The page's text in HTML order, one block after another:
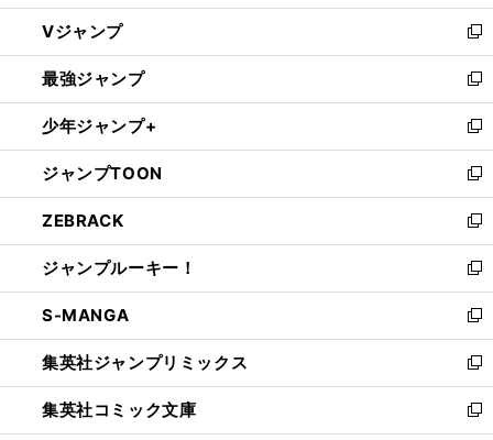
ウ
ィ
ン
ド
ウ
で
開
く
し
い
ウ
ィ
ン
ド
ウ
で
開
く
Vジャンプ
新
し
い
ウ
ィ
ン
ド
ウ
で
開
く
最強ジャンプ
新
し
い
ウ
ィ
ン
ド
ウ
で
開
く
少年ジャンプ+
新
し
い
ウ
ィ
ン
ド
ウ
で
開
く
ジャンプTOON
新
し
い
ウ
ィ
ン
ド
ウ
で
開
く
ZEBRACK
新
し
い
ウ
ィ
ン
ド
ウ
で
開
ジャンプルーキー！
新
し
い
ウ
ィ
ン
ド
ウ
S-MANGA
新
し
い
ウ
ィ
ン
集英社ジャンプリミックス
新
し
い
集英社コミック文庫
新